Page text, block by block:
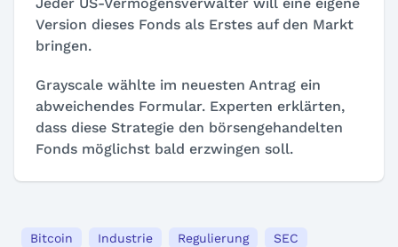
Version dieses Fonds als Erstes auf den Markt
bringen.
Grayscale wählte im neuesten Antrag ein
abweichendes Formular. Experten erklärten,
dass diese Strategie den börsengehandelten
Fonds möglichst bald erzwingen soll.
Bitcoin Industrie Regulierung SEC